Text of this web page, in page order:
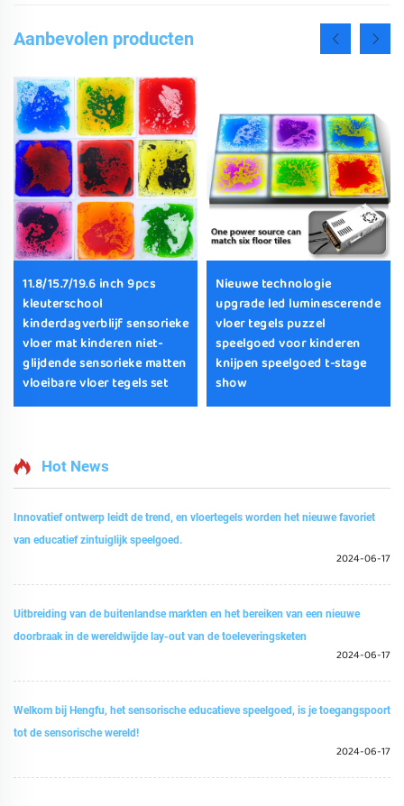
Aanbevolen producten
11.8/15.7/19.6 inch 9pcs
kleuterschool
kinderdagverblijf sensorieke
vloer mat kinderen niet-
glijdende sensorieke matten
vloeibare vloer tegels set
Nieuwe technologie
upgrade led luminescerende
vloer tegels puzzel
speelgoed voor kinderen
knijpen speelgoed t-stage
show
Hot News
Innovatief ontwerp leidt de trend, en vloertegels worden het nieuwe favoriet
van educatief zintuiglijk speelgoed.
2024-06-17
Uitbreiding van de buitenlandse markten en het bereiken van een nieuwe
doorbraak in de wereldwijde lay-out van de toeleveringsketen
2024-06-17
Welkom bij Hengfu, het sensorische educatieve speelgoed, is je toegangspoort
tot de sensorische wereld!
2024-06-17